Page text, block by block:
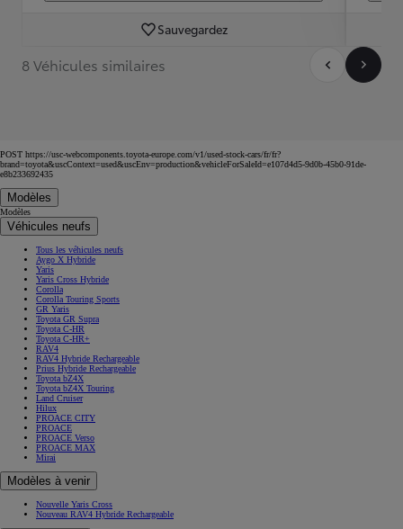
Sauvegardez
8 Véhicules similaires
POST https://usc-webcomponents.toyota-europe.com/v1/used-stock-cars/fr/fr?
brand=toyota&uscContext=used&uscEnv=production&vehicleForSaleId=e107d4d5-9d0b-45b0-91de-
e8b233692435
Modèles
Modèles
Véhicules neufs
Tous les véhicules neufs
Aygo X Hybride
Yaris
Yaris Cross Hybride
Corolla
Corolla Touring Sports
GR Yaris
Toyota GR Supra
Toyota C-HR
Toyota C-HR+
RAV4
RAV4 Hybride Rechargeable
Prius Hybride Rechargeable
Toyota bZ4X
Toyota bZ4X Touring
Land Cruiser
Hilux
PROACE CITY
PROACE
PROACE Verso
PROACE MAX
Mirai
Modèles à venir
Nouvelle Yaris Cross
Nouveau RAV4 Hybride Rechargeable